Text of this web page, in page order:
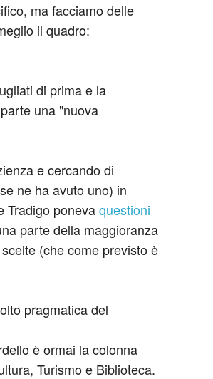
ma facciamo delle
il quadro:
di prima e la
una "nuova
e cercando di
ne ha avuto uno) in
Tradigo ponevaquestioni
parte della maggioranza
(che come previsto è
pragmatica del
è ormai la colonna
Turismo e Biblioteca.